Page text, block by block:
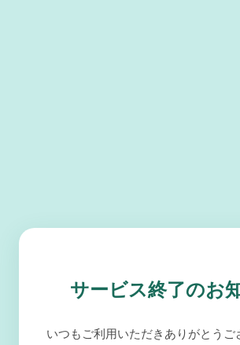
サービス終了のお
いつもご利用いただきありがとうご